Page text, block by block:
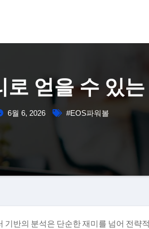
얻을 수 있
6월 6, 2026 #EOS파워볼
기반의 분석은 단순한 재미를 넘어 전략